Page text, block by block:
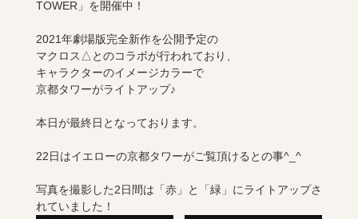
TOWER」を開催中！
2021年劇場版完全新作を公開予定の
マクロス△とのコラボが行われており、
キャラクターのイメージカラーで
京都タワーがライトアップ♪
本日が最終日となっております。
22日はイエローの京都タワーがご覧頂けるとの事^_^
写真を撮影した2日間は「赤」と「緑」にライトアップさ
れていました！